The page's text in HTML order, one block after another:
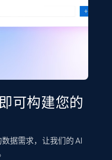
可构建您的
据需求，让我们的 AI